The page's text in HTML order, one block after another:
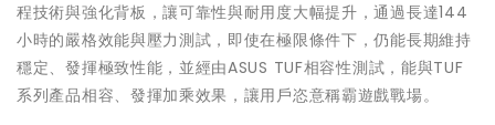
程技術與強化背板，讓可靠性與耐用度大幅提升，通過長達144
小時的嚴格效能與壓力測試，即使在極限條件下，仍能長期維持
穩定、發揮極致性能，並經由ASUS TUF相容性測試，能與TUF
系列產品相容、發揮加乘效果，讓用戶恣意稱霸遊戲戰場。